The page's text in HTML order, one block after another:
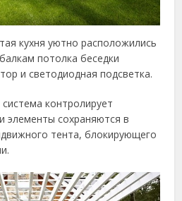
кухня уютно расположились
потолка беседки
и светодиодная подсветка.
контролирует
элементы сохраняются в
тента, блокирующего